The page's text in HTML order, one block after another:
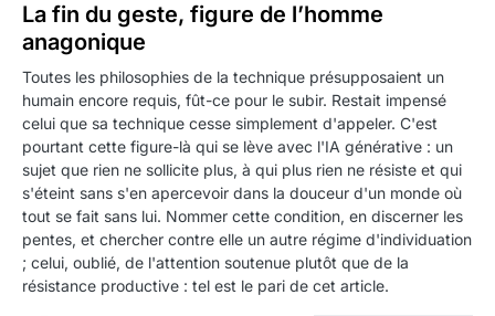
La fin du geste, figure de l’homme
anagonique
Toutes les philosophies de la technique présupposaient un
humain encore requis, fût-ce pour le subir. Restait impensé
celui que sa technique cesse simplement d'appeler. C'est
pourtant cette figure-là qui se lève avec l'IA générative : un
sujet que rien ne sollicite plus, à qui plus rien ne résiste et qui
s'éteint sans s'en apercevoir dans la douceur d'un monde où
tout se fait sans lui. Nommer cette condition, en discerner les
pentes, et chercher contre elle un autre régime d'individuation
; celui, oublié, de l'attention soutenue plutôt que de la
résistance productive : tel est le pari de cet article.